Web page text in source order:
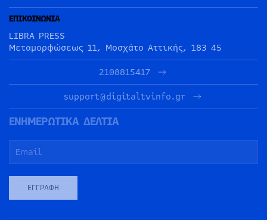
ΕΠΙΚΟΙΝΩΝΙΑ
LIBRA PRESS
Μεταμορφώσεως 11, Μοσχάτο Αττικής, 183 45
2108815417
support@digitaltvinfo.gr
ΕΝΗΜΕΡΩΤΙΚΑ ΔΕΛΤΙΑ
ΕΓΓΡΑΦΉ